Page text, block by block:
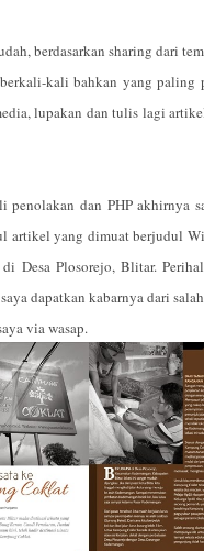
berdasarkan sharing dari
kali bahkan yang paling
lupakan dan tulis lagi
dan PHP akhirnya
yang dimuat berjudul
Desa Plosorejo, Blitar.
dapatkan kabarnya dari
via wasap.